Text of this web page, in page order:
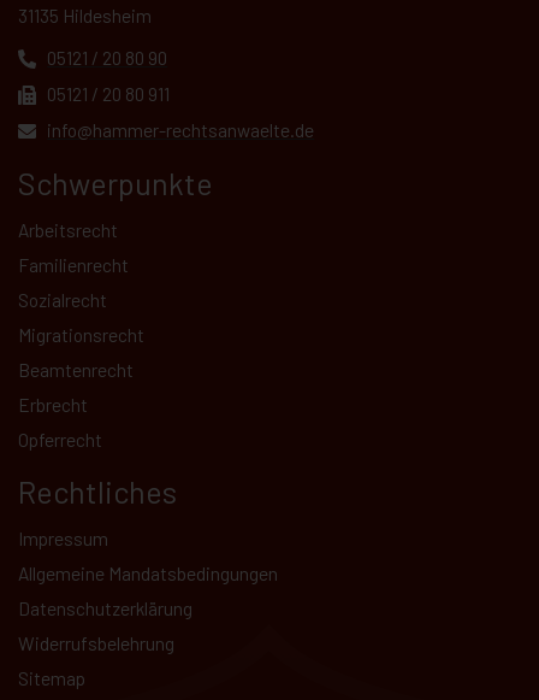
31135 Hildesheim
05121 / 20 80 90
05121 / 20 80 911
info@hammer-rechtsanwaelte.de
Schwerpunkte
Arbeitsrecht
Familienrecht
Sozialrecht
Migrationsrecht
Beamtenrecht
Erbrecht
Opferrecht
Rechtliches
Impressum
Allgemeine Mandatsbedingungen
Datenschutz­erklärung
Widerrufsbelehrung
Sitemap
Kundenbewertungen und Erfahrungen zu
Hammer Rechtsanwälte